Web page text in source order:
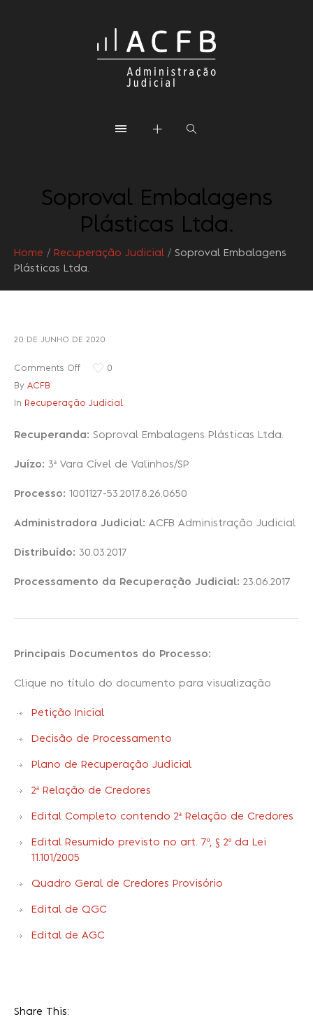
Soproval Embalagens
Plásticas Ltda.
Home / Recuperação Judicial / Soproval Embalagens
Plásticas Ltda.
20 DE JUNHO DE 2020
Comments Off 0
By ACFB
In Recuperação Judicial
Recuperanda: Soproval Embalagens Plásticas Ltda.
Juízo: 3ª Vara Cível de Valinhos/SP
Processo: 1001127-53.2017.8.26.0650
Administradora Judicial: ACFB Administração Judicial
Distribuído: 30.03.2017
Processamento da Recuperação Judicial: 23.06.2017
Principais Documentos do Processo:
Clique no título do documento para visualização
Petição Inicial
Decisão de Processamento
Plano de Recuperação Judicial
2ª Relação de Credores
Edital Completo contendo 2ª Relação de Credores
Edital Resumido previsto no art. 7º, § 2º da Lei
11.101/2005
Quadro Geral de Credores Provisório
Edital de QGC
Edital de AGC
Share This: